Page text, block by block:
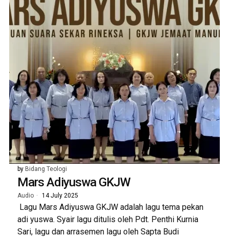
by Bidang Teologi
Mars Adiyuswa GKJW
Audio 14 July 2025
Lagu Mars Adiyuswa GKJW adalah lagu tema pekan
adi yuswa. Syair lagu ditulis oleh Pdt. Penthi Kurnia
Sari, lagu dan arrasemen lagu oleh Sapta Budi